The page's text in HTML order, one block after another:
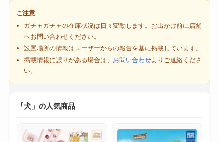
ご注意
ガチャガチャの在庫状況は日々変動します。お出かけ前に店舗
へお問い合わせください。
設置場所の情報はユーザーからの報告を基に掲載しています。
掲載情報に誤りがある場合は、 お問い合わせよりご連絡くださ
い。
「犬」の人気商品